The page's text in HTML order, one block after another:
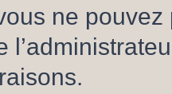
ne pouvez